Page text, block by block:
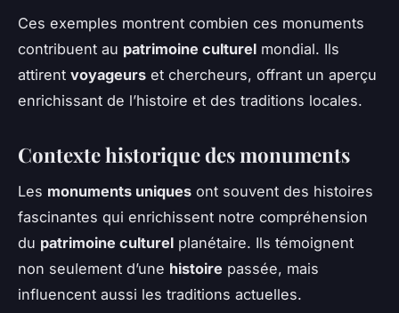
Ces exemples montrent combien ces monuments
contribuent au patrimoine culturel mondial. Ils
attirent voyageurs et chercheurs, offrant un aperçu
enrichissant de l’histoire et des traditions locales.
Contexte historique des monuments
Les monuments uniques ont souvent des histoires
fascinantes qui enrichissent notre compréhension
du patrimoine culturel planétaire. Ils témoignent
non seulement d’une histoire passée, mais
influencent aussi les traditions actuelles.